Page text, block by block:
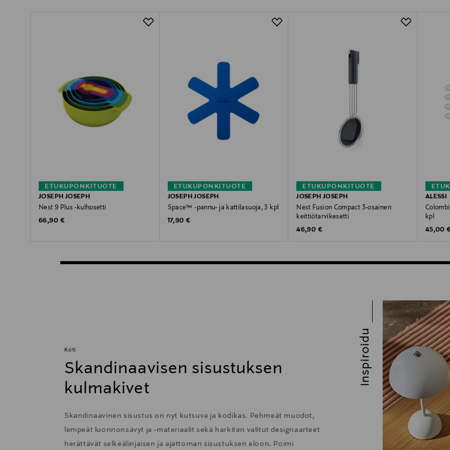
ETUKUPONKITUOTE
JOSEPH JOSEPH
Nest 9 Plus -kulhosetti
Original Price
66,90 €
ETUKUPONKITUOTE
JOSEPH JOSEPH
Space™ -pannu- ja kattilasuoja, 3 kpl
Original Price
17,90 €
ETUKUPONKITUOTE
JOSEPH JOSEPH
Nest Fusion Compact 3-osainen
keittiötarvikesetti
Original Price
46,90 €
ALESSI
kpl
Original
45,00
Koti
Skandinaavisen sisustuksen
kulmakivet
Skandinaavinen sisustus on nyt kutsuva ja kodikas. Pehmeät muodot,
lempeät luonnonsävyt ja -materiaalit sekä harkiten valitut designaarteet
herättävät selkeälinjaisen ja ajattoman sisustuksen eloon. Poimi
Inspiroidu